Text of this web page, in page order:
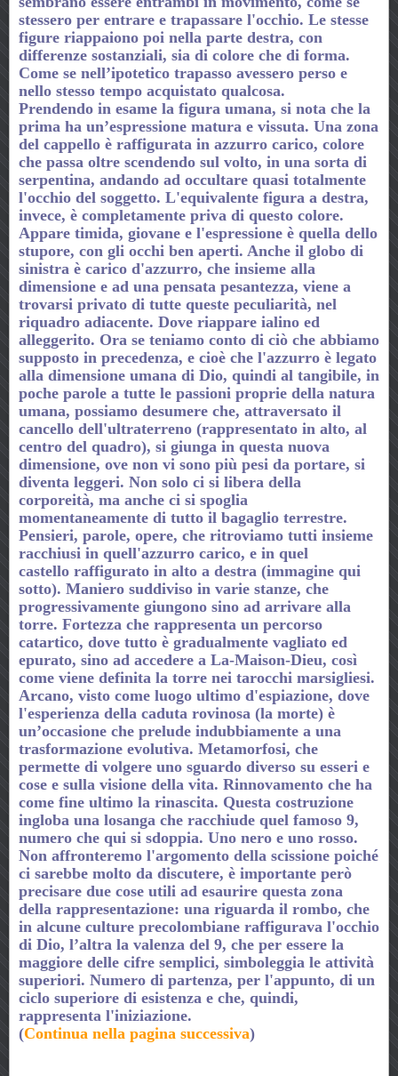
stessero per entrare e trapassare l'occhio. Le stesse
figure riappaiono poi nella parte destra, con
differenze sostanziali, sia di colore che di forma.
Come se nell’ipotetico trapasso avessero perso e
nello stesso tempo acquistato qualcosa.
Prendendo in esame la figura umana, si nota che la
prima ha un’espressione matura e vissuta. Una zona
del cappello è raffigurata in azzurro carico, colore
che passa oltre scendendo sul volto, in una sorta di
serpentina, andando ad occultare quasi totalmente
l'occhio del soggetto. L'equivalente figura a destra,
invece, è completamente priva di questo colore.
Appare timida, giovane e l'espressione è quella dello
stupore, con gli occhi ben aperti. Anche il globo di
sinistra è carico d'azzurro, che insieme alla
dimensione e ad una pensata pesantezza, viene a
trovarsi privato di tutte queste peculiarità, nel
riquadro adiacente. Dove riappare ialino ed
alleggerito. Ora se teniamo conto di ciò che abbiamo
supposto in precedenza, e cioè che l'azzurro è legato
alla dimensione umana di Dio, quindi al tangibile, in
poche parole a tutte le passioni proprie della natura
umana, possiamo desumere che, attraversato il
cancello dell'ultraterreno (rappresentato in alto, al
centro del quadro), si giunga in questa nuova
dimensione, ove non vi sono più pesi da portare, si
diventa leggeri. Non solo ci si libera della
corporeità, ma anche ci si spoglia
momentaneamente di tutto il bagaglio terrestre.
Pensieri, parole, opere, che ritroviamo tutti insieme
racchiusi in quell'azzurro carico, e in quel
castello raffigurato in alto a destra (immagine qui
sotto). Maniero suddiviso in varie stanze, che
progressivamente giungono sino ad arrivare alla
torre. Fortezza che rappresenta un percorso
catartico, dove tutto è gradualmente vagliato ed
epurato, sino ad accedere a La-Maison-Dieu, così
come viene definita la torre nei tarocchi marsigliesi.
Arcano, visto come luogo ultimo d'espiazione, dove
l'esperienza della caduta rovinosa (la morte) è
un’occasione che prelude indubbiamente a una
trasformazione evolutiva. Metamorfosi, che
permette di volgere uno sguardo diverso su esseri e
cose e sulla visione della vita. Rinnovamento che ha
come fine ultimo la rinascita. Questa costruzione
ingloba una losanga che racchiude quel famoso 9,
numero che qui si sdoppia. Uno nero e uno rosso.
Non affronteremo l'argomento della scissione poiché
ci sarebbe molto da discutere, è importante però
precisare due cose utili ad esaurire questa zona
della rappresentazione: una riguarda il rombo, che
in alcune culture precolombiane raffigurava l'occhio
di Dio, l’altra la valenza del 9, che per essere la
maggiore delle cifre semplici, simboleggia le attività
superiori. Numero di partenza, per l'appunto, di un
ciclo superiore di esistenza e che, quindi,
rappresenta l'iniziazione.
(Continua nella pagina successiva)